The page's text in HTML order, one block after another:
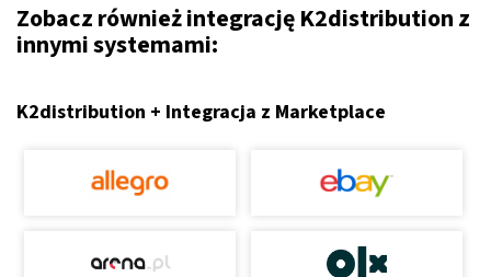
Zobacz również integrację K2distribution z
innymi systemami:
K2distribution + Integracja z Marketplace